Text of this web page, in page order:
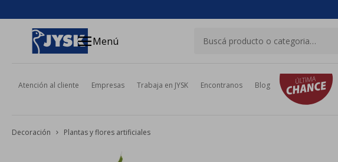
menuMenú
Atención al cliente Empresas Trabaja en JYSK Encontranos Blog
Decoración Plantas y flores artificiales
close